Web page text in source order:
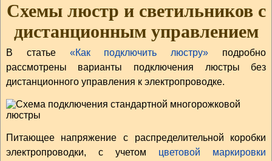
Схемы люстр и светильников с
дистанционным управлением
В статье «Как подключить люстру» подробно
рассмотрены варианты подключения люстры без
дистанционного управления к электропроводке.
Питающее напряжение с распределительной коробки
электропроводки, с учетом цветовой маркировки